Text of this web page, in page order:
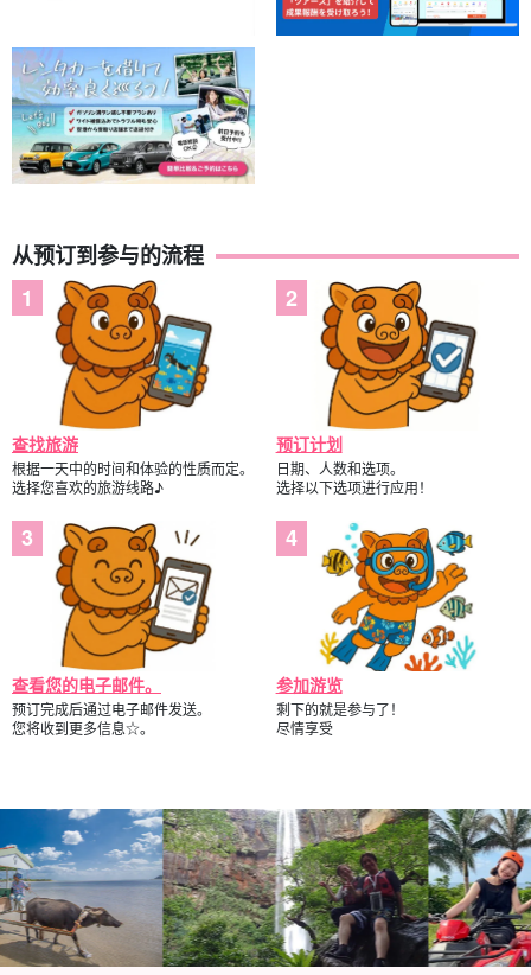
从预订到参与的流程
查找旅游
根据一天中的时间和体验的性质而定。
选择您喜欢的旅游线路♪
预订计划
日期、人数和选项。
选择以下选项进行应用！
查看您的电子邮件。
预订完成后通过电子邮件发送。
您将收到更多信息☆。
参加游览
剩下的就是参与了！
尽情享受